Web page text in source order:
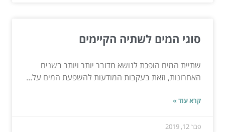
סוגי המים לשתיה הקיימים
שתיית המים הופכת לנושא מדובר יותר ויותר בשנים
האחרונות, וזאת בעקבות המודעות להשפעת המים על...
קרא עוד »
פבר 12, 2019